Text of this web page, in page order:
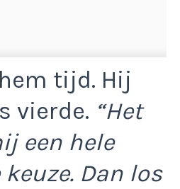
tijd. Hij
vierde. “Het
een hele
Dan los